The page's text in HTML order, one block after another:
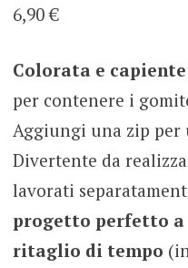
6,90€
Colorata e capiente
per contenere i
Aggiungi una zip per
Divertente da
lavorati
progetto perfetto
ritaglio di tempo